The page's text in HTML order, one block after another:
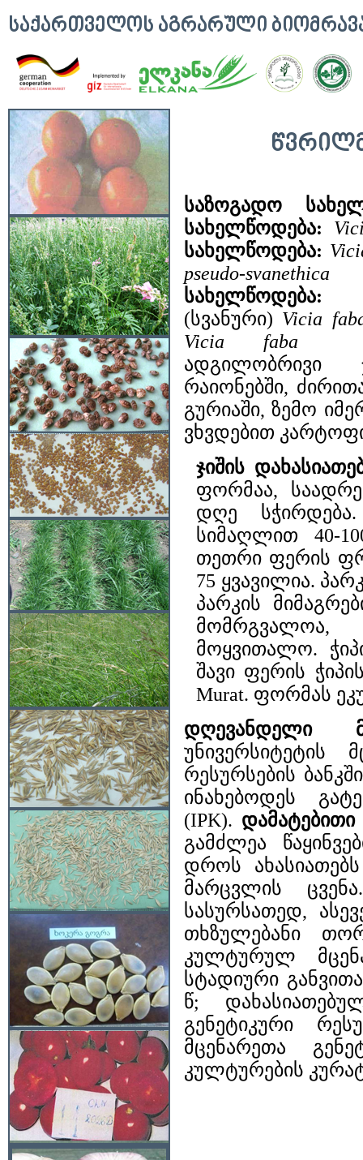
ᲡᲐᲥᲐᲠᲗᲕᲔᲚᲝᲡ ᲐᲒᲠᲐᲠᲣᲚᲘ
საზოგადო
სახელწოდება:
სახელწოდება:
pseudo-svanethica
სახელწოდება:
(სვანური) Vicia
Vicia faba
ადგილობრივი
რაიონებში,
გურიაში, ზემო
ვხვდებით
ჯიშის
ფორმაა,
დღე
სიმაღლით 40-
თეთრი ფერის
75 ყვავილია.
პარკის
მოყვითალო.
შავი ფერის
Murat. ფორმას
დღევანდელი
უნივერსიტეტის
რესურსების
ინახებოდეს
(IPK).
გამძლეა
დროს
მარცვლის
სასურსათედ,
თხზულებანი
კულტურულ
სტადიური
წ;
გენეტიკური
მცენარეთა
კულტურების